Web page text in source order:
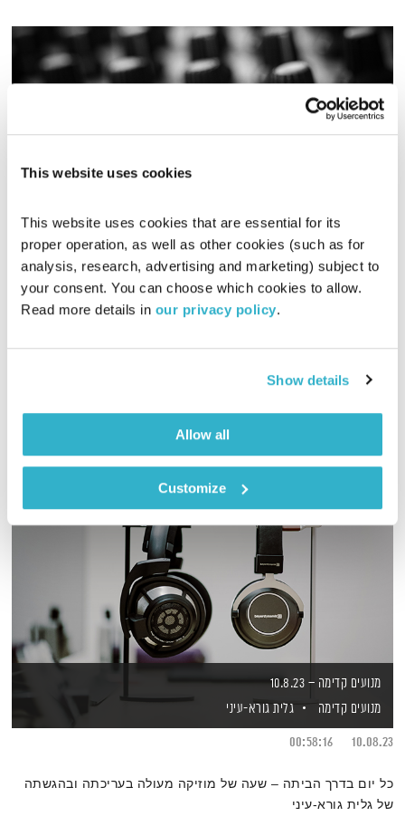
This website uses cookies
This website uses cookies that are essential for its
proper operation, as well as other cookies (such as for
analysis, research, advertising and marketing) subject to
your consent. You can choose which cookies to allow.
Read more details in our privacy policy.
Show details
Allow all
Customize
פה זה טוב
לירון תאני
01.04.24
01:33:08
מנועים קדימה – 10.8.23
מנועים קדימה
גלית גורא-עיני
10.08.23
00:58:16
כל יום בדרך הביתה – שעה של מוזיקה מעולה בעריכתה ובהגשתה
של גלית גורא-עיני